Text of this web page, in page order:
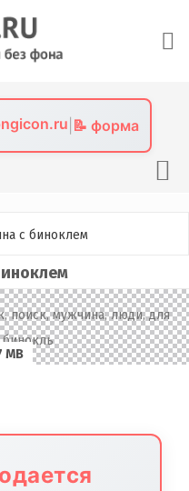
📝 форма
с биноклем
MB